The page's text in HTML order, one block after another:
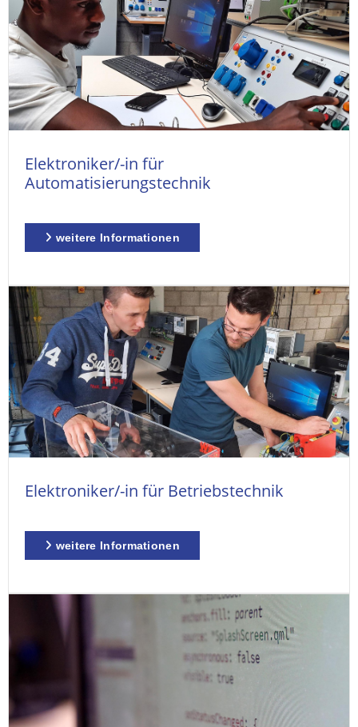
Elektroniker/-in für
Automatisierungstechnik
weitere Informationen
Elektroniker/-in für Betriebstechnik
weitere Informationen